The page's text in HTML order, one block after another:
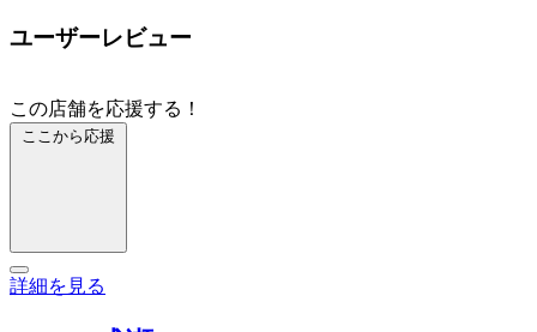
ユーザーレビュー
この店舗を応援する！
ここから応援
詳細を見る